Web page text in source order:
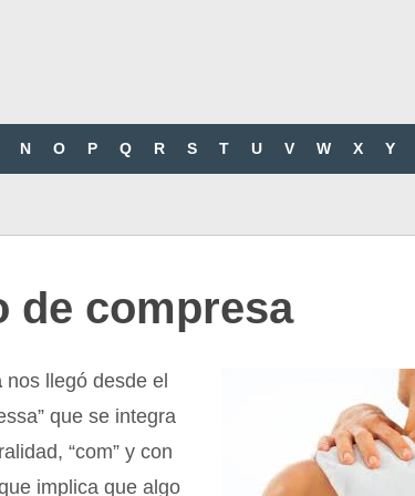
N O P Q R S T U V W X Y
de compresa
nos llegó desde el
que se integra
“com” y con
implica que algo